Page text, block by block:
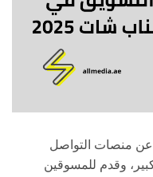
منصات التواصل
وقدم للمسوقين